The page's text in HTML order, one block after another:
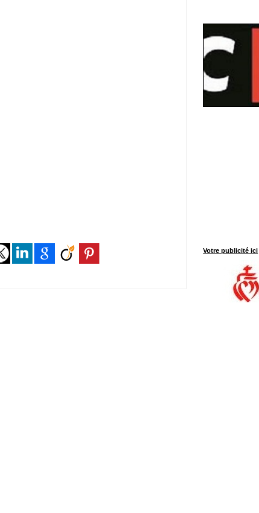
Votre publicité ici